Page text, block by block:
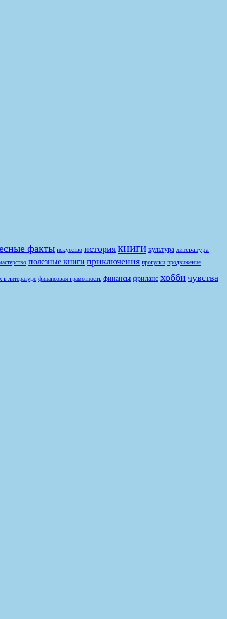
факты искусство история книги культура литература
полезные книги приключения прогулки продвижение
в литературе финансовая грамотность финансы фриланс хобби чувства